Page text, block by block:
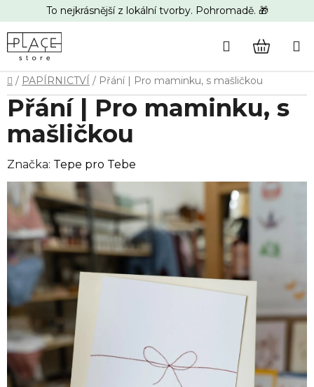
na
obsah
To nejkrásnější z lokální tvorby. Pohromadě. 🎁
Hledat
KOŠÍK
Domů
/ PAPÍRNICTVÍ / Přání | Pro maminku, s mašličkou
Přání | Pro maminku, s
mašličkou
Značka: Tepe pro Tebe